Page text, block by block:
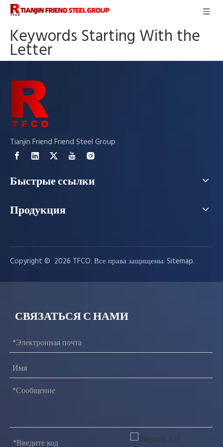
Keywords Starting With the
Letter
Tianjin Friend Friend Steel Group
Быстрые ссылки
Продукция
Copyright © ️ 2026 TFCO. Все права защищены. Sitemap.
СВЯЗАТЬСЯ С НАМИ